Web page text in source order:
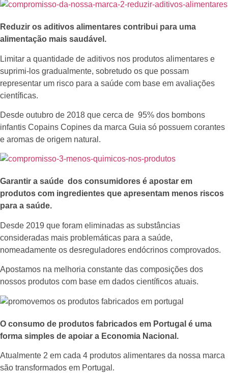
Reduzir os aditivos alimentares contribui para uma
alimentação mais saudável.
Limitar a quantidade de aditivos nos produtos alimentares e
suprimi-los gradualmente, sobretudo os que possam
representar um risco para a saúde com base em avaliações
científicas.
Desde outubro de 2018 que cerca de 95% dos bombons
infantis Copains Copines da marca Guia só possuem corantes
e aromas de origem natural.
Garantir a saúde dos consumidores é apostar em
produtos com ingredientes que apresentam menos riscos
para a saúde.
Desde 2019 que foram eliminadas as substâncias
consideradas mais problemáticas para a saúde,
nomeadamente os desreguladores endócrinos comprovados.
Apostamos na melhoria constante das composições dos
nossos produtos com base em dados científicos atuais.
O consumo de produtos fabricados em Portugal é uma
forma simples de apoiar a Economia Nacional.
Atualmente 2 em cada 4 produtos alimentares da nossa marca
são transformados em Portugal.